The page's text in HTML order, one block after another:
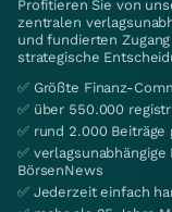
Profitieren Sie von
zentralen
und fundierten
strategische
✅ Größte Finanz-
✅ über 550.000
✅ rund 2.000 Beiträge
✅
BörsenNews
✅ Jederzeit einfach